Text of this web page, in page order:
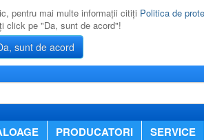
pentru mai multe informaţii citiţi Politica de
click pe "Da, sunt de acord"!
sunt de acord
PRODUCATORI SERVICE